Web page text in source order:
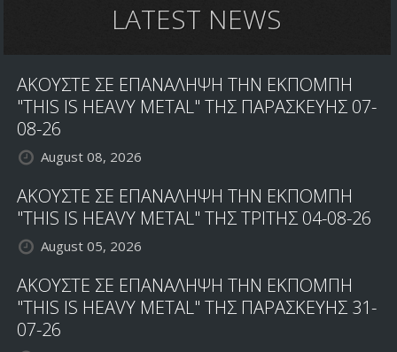
LATEST NEWS
ΑΚΟΥΣΤΕ ΣΕ ΕΠΑΝΑΛΗΨΗ ΤΗΝ ΕΚΠΟΜΠΗ
"THIS IS HEAVY METAL" ΤΗΣ ΠΑΡΑΣΚΕΥΗΣ 07-
08-26
August 08, 2026
ΑΚΟΥΣΤΕ ΣΕ ΕΠΑΝΑΛΗΨΗ ΤΗΝ ΕΚΠΟΜΠΗ
"THIS IS HEAVY METAL" ΤΗΣ ΤΡΙΤΗΣ 04-08-26
August 05, 2026
ΑΚΟΥΣΤΕ ΣΕ ΕΠΑΝΑΛΗΨΗ ΤΗΝ ΕΚΠΟΜΠΗ
"THIS IS HEAVY METAL" ΤΗΣ ΠΑΡΑΣΚΕΥΗΣ 31-
07-26